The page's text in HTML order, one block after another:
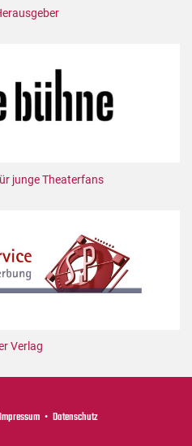
junge Theaterfans
Verlag
Impressum Datenschutz